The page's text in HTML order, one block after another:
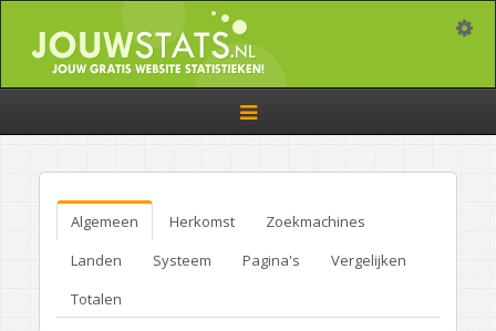
Toggle
navigation
Algemeen Herkomst
Zoekmachines
Landen
Systeem Pagina's
Vergelijken
Totalen